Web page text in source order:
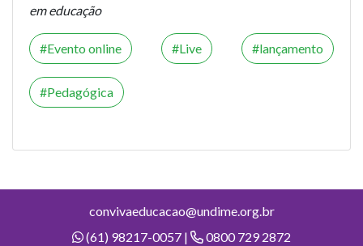
em educação
Evento online Live lançamento
Pedagógica
convivaeducacao@undime.org.br
(61) 98217-0057 |
0800 729 2872